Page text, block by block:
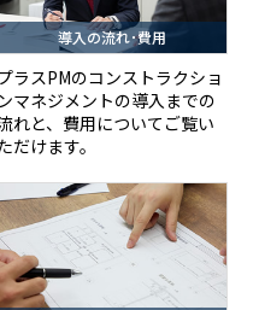
導入の流れ･費用
ラスPMのコンストラクショ
ンマネジメントの導入までの
れと、費用についてご覧い
だけます。